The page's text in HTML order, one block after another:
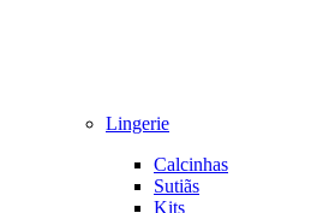
Lingerie
Calcinhas
Sutiãs
Kits